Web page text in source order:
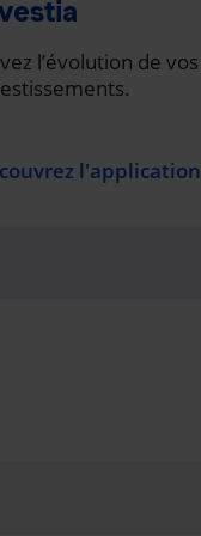
l’évolution de vos
l'application